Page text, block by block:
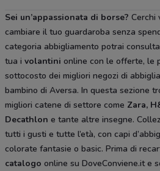
Sei un’appassionata di borse? Cerchi
cambiare il tuo guardaroba senza
categoria abbigliamento potrai
tua i volantini online con le offerte, le
sottocosto dei migliori negozi di
bambino di Aversa. In questa sezione
migliori catene di settore come Zara,
Decathlon e tante altre insegne.
tutti i gusti e tutte l’età, con capi
colorate fantasie o basic. Prima di
catalogo online su DoveConviene.it e